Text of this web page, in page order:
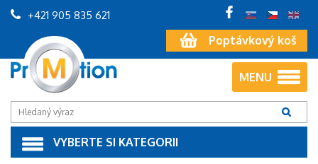
Poptávkový koš
+421 905 835 621
MENU
VYBERTE SI KATEGORII